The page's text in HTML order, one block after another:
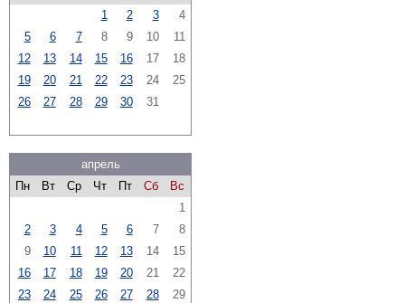
1
2 3
4
5
6 7 8 9 10
11
12
13 14 15 16 17
18
19
20 21 22 23 24
25
26
27 28 29 30 31
апрель
Пн
Вт Ср Чт Пт Сб
Вс
1
2
3 4 5 6 7
8
9
10 11 12 13 14
15
16
17 18 19 20 21
22
23
24 25 26 27 28
29